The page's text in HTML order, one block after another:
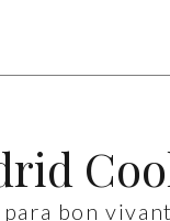
para bon